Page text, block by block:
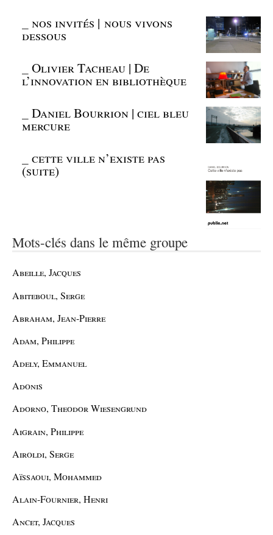
_nos invités | nous vivons
dessous
_Olivier Tacheau | De
l’innovation en bibliothèque
_Daniel Bourrion | ciel bleu
mercure
_cette ville n’existe pas
(suite)
Mots-clés dans le même groupe
Abeille, Jacques
Abiteboul, Serge
Abraham, Jean-Pierre
Adam, Philippe
Adely, Emmanuel
Adonis
Adorno, Theodor Wiesengrund
Aigrain, Philippe
Airoldi, Serge
Aïssaoui, Mohammed
Alain-Fournier, Henri
Ancet, Jacques